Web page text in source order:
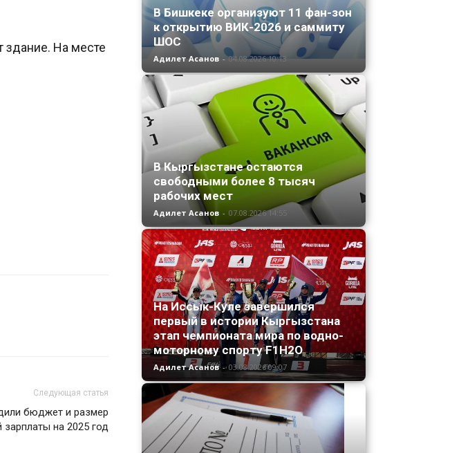
здание. На месте
Следующая статья
бюджет и размер
на 2025 год
В Бишкеке организуют 11 фан-зон
к открытию ВИК-2026 и саммиту
ШОС
Адилет Асанов - 04.08.2026 10:13
В Кыргызстане остаются
свободными более 8 тысяч
рабочих мест
Адилет Асанов - 07.08.2026 14:55
На Иссык-Куле завершился
первый в истории Кыргызстана
этап чемпионата мира по водно-
моторному спорту F1H2O
Адилет Асанов - 03.08.2026 09:07